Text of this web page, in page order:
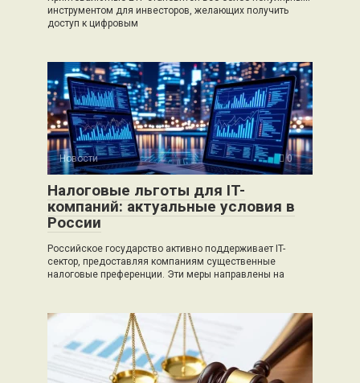
инструментом для инвесторов, желающих получить
доступ к цифровым
Новости 0
Налоговые льготы для IT-
компаний: актуальные условия в
России
Российское государство активно поддерживает IT-
сектор, предоставляя компаниям существенные
налоговые преференции. Эти меры направлены на